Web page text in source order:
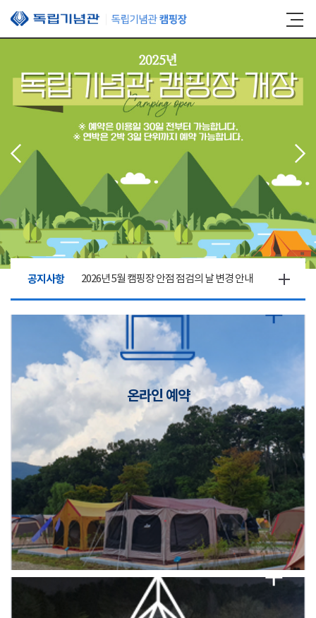
본문 바로가기
공지사항 2026년 5월 캠핑장 안점 점검의 날 변경 안내
캠핑장(9월1일~6일) 미운영 공지
2026년 5월 캠핑장 안점 점검의 날 변경 안내
캠핑장(9월1일~6일) 미운영 공지
2026년 5월 캠핑장 안점 점검의 날 변경 안내
캠핑장(9월1일~6일) 미운영 공지
온라인 예약